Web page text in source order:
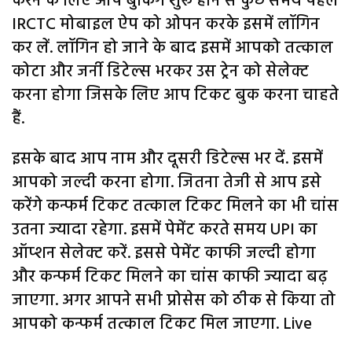
IRCTC मोबाइल ऐप को ओपन करके इसमें लॉगिन
कर लें. लॉगिन हो जाने के बाद इसमें आपको तत्काल
कोटा और जर्नी डिटेल्स भरकर उस ट्रेन को सेलेक्ट
करना होगा जिसके लिए आप टिकट बुक करना चाहते
हैं.
इसके बाद आप नाम और दूसरी डिटेल्स भर दें. इसमें
आपको जल्दी करना होगा. जितना तेजी से आप इसे
करेंगे कन्फर्म टिकट तत्काल टिकट मिलने का भी चांस
उतना ज्यादा रहेगा. इसमें पेमेंट करते समय UPI का
ऑप्शन सेलेक्ट करें. इससे पेमेंट काफी जल्दी होगा
और कन्फर्म टिकट मिलने का चांस काफी ज्यादा बढ़
जाएगा. अगर आपने सभी प्रोसेस को ठीक से किया तो
आपको कन्फर्म तत्काल टिकट मिल जाएगा. Live